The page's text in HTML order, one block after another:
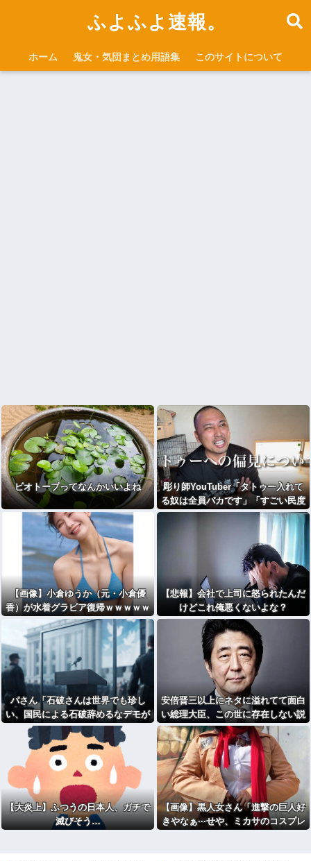
ふよふよ速報。
ホーム 鬼女・気団まとめ用語集 このサイトについて
ビオトープってなんかいいよね
彫り師YouTuber「タトゥー入れて
る奴は全員バカです」「すごい民度
低い」
【画像】小倉ゆうか（元・小倉優
香）が水着グラビア復帰ｗｗｗｗｗ
【悲報】会社で上司に怒られたんだ
けどこれ俺悪くないよな？
パさん「石破さんは世界でも珍し
い、国民による石破辞めるなデモが
自然発生した総理大臣です」
安倍晋三以上にネタに溢れてて面白
い総理大臣、この世に存在しない説
wwwwwww
【大炎上】ふつうの日本人、ガチで
滅びそう…
【画像】黒人女さん「進撃の巨人好
きやなぁ···せや、ミカサのコスプレ